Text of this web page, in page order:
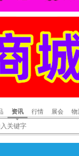
资讯 行情 展会 物